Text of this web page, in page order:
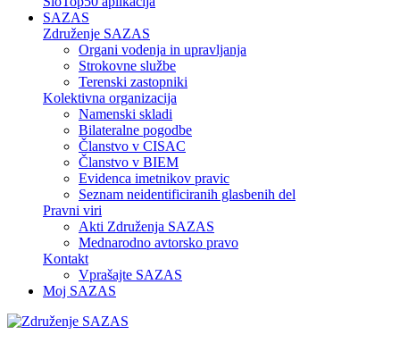
SAZAS
Združenje SAZAS
Organi vodenja in upravljanja
Strokovne službe
Terenski zastopniki
Kolektivna organizacija
Namenski skladi
Bilateralne pogodbe
Članstvo v CISAC
Članstvo v BIEM
Evidenca imetnikov pravic
Seznam neidentificiranih glasbenih del
Pravni viri
Akti Združenja SAZAS
Mednarodno avtorsko pravo
Kontakt
Vprašajte SAZAS
Moj SAZAS